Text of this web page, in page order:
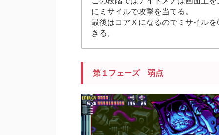
にミサイルで攻撃を当てる。
最後はコアＸになるのでミサイル
きる。
第１フェーズ 弱点